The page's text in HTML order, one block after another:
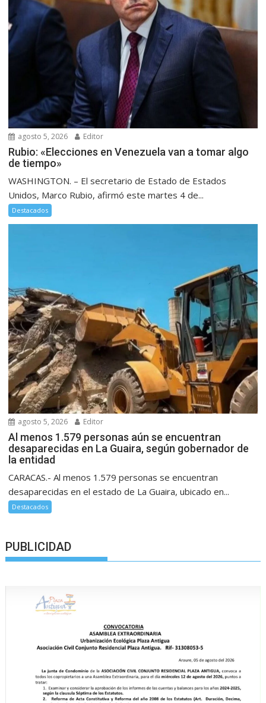
agosto 5, 2026 Editor
Rubio: «Elecciones en Venezuela van a tomar algo
de tiempo»
WASHINGTON. – El secretario de Estado de Estados
Unidos, Marco Rubio, afirmó este martes 4 de...
Destacados
agosto 5, 2026 Editor
Al menos 1.579 personas aún se encuentran
desaparecidas en La Guaira, según gobernador de
la entidad
CARACAS.- Al menos 1.579 personas se encuentran
desaparecidas en el estado de La Guaira, ubicado en...
Destacados
PUBLICIDAD